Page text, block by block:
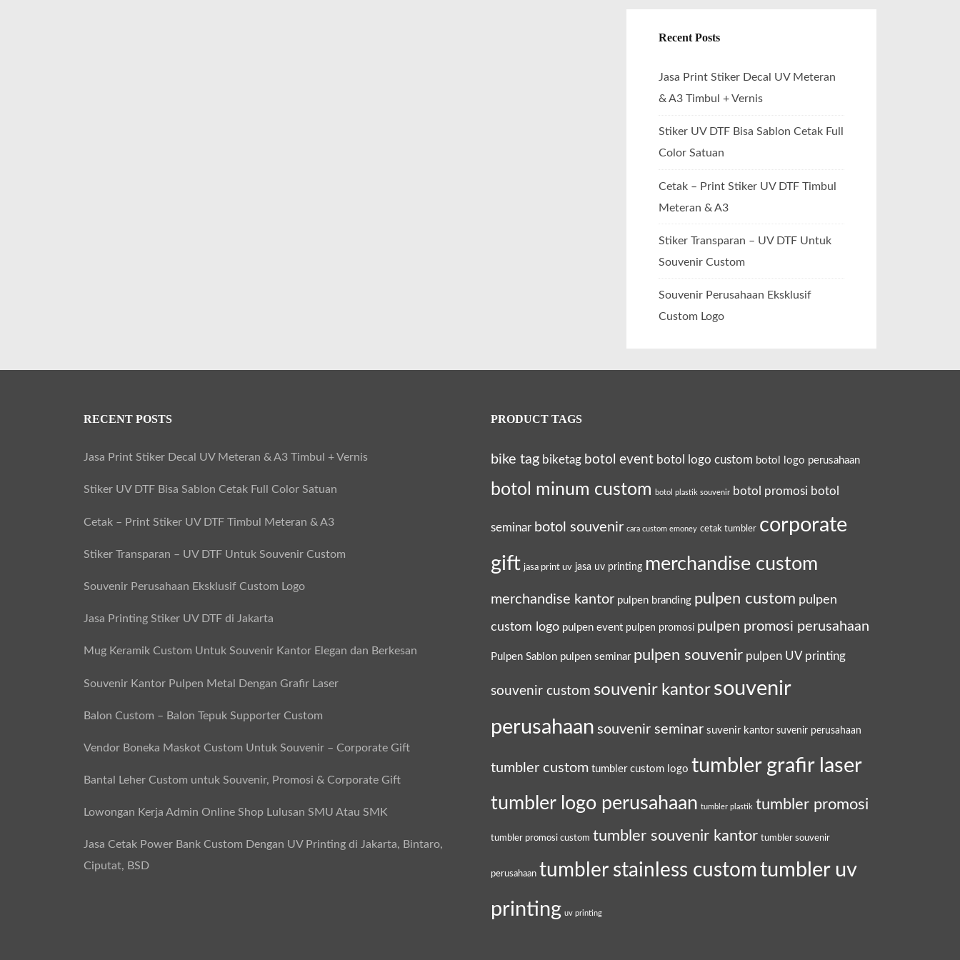
Recent Posts
Jasa Print Stiker Decal UV Meteran
& A3 Timbul + Vernis
Stiker UV DTF Bisa Sablon Cetak Full
Color Satuan
Cetak – Print Stiker UV DTF Timbul
Meteran & A3
Stiker Transparan – UV DTF Untuk
Souvenir Custom
Souvenir Perusahaan Eksklusif
Custom Logo
RECENT POSTS
Jasa Print Stiker Decal UV Meteran & A3 Timbul + Vernis
Stiker UV DTF Bisa Sablon Cetak Full Color Satuan
Cetak – Print Stiker UV DTF Timbul Meteran & A3
Stiker Transparan – UV DTF Untuk Souvenir Custom
Souvenir Perusahaan Eksklusif Custom Logo
Jasa Printing Stiker UV DTF di Jakarta
Mug Keramik Custom Untuk Souvenir Kantor Elegan dan Berkesan
Souvenir Kantor Pulpen Metal Dengan Grafir Laser
Balon Custom – Balon Tepuk Supporter Custom
Vendor Boneka Maskot Custom Untuk Souvenir – Corporate Gift
Bantal Leher Custom untuk Souvenir, Promosi & Corporate Gift
Lowongan Kerja Admin Online Shop Lulusan SMU Atau SMK
Jasa Cetak Power Bank Custom Dengan UV Printing di Jakarta, Bintaro,
Ciputat, BSD
PRODUCT TAGS
bike tag biketag botol event botol logo custom botol logo perusahaan
botol minum custom botol plastik souvenir botol promosi botol
seminar botol souvenir cara custom emoney cetak tumbler corporate
gift jasa print uv jasa uv printing merchandise custom
merchandise kantor pulpen branding pulpen custom pulpen
custom logo pulpen event pulpen promosi pulpen promosi perusahaan
Pulpen Sablon pulpen seminar pulpen souvenir pulpen UV printing
souvenir custom souvenir kantor souvenir
perusahaan souvenir seminar suvenir kantor suvenir perusahaan
tumbler custom tumbler custom logo tumbler grafir laser
tumbler logo perusahaan tumbler plastik tumbler promosi
tumbler promosi custom tumbler souvenir kantor tumbler souvenir
perusahaan tumbler stainless customtumbler uv
printing uv printing